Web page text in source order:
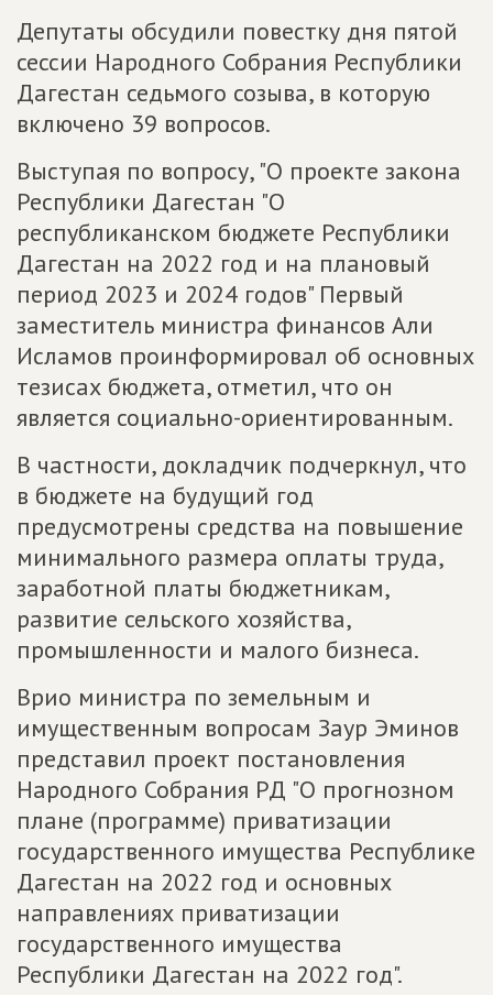
Депутаты обсудили повестку дня пятой
сессии Народного Собрания Республики
Дагестан седьмого созыва, в которую
включено 39 вопросов.
Выступая по вопросу, "О проекте закона
Республики Дагестан "О
республиканском бюджете Республики
Дагестан на 2022 год и на плановый
период 2023 и 2024 годов" Первый
заместитель министра финансов Али
Исламов проинформировал об основных
тезисах бюджета, отметил, что он
является социально-ориентированным.
В частности, докладчик подчеркнул, что
в бюджете на будущий год
предусмотрены средства на повышение
минимального размера оплаты труда,
заработной платы бюджетникам,
развитие сельского хозяйства,
промышленности и малого бизнеса.
Врио министра по земельным и
имущественным вопросам Заур Эминов
представил проект постановления
Народного Собрания РД "О прогнозном
плане (программе) приватизации
государственного имущества Республике
Дагестан на 2022 год и основных
направлениях приватизации
государственного имущества
Республики Дагестан на 2022 год".